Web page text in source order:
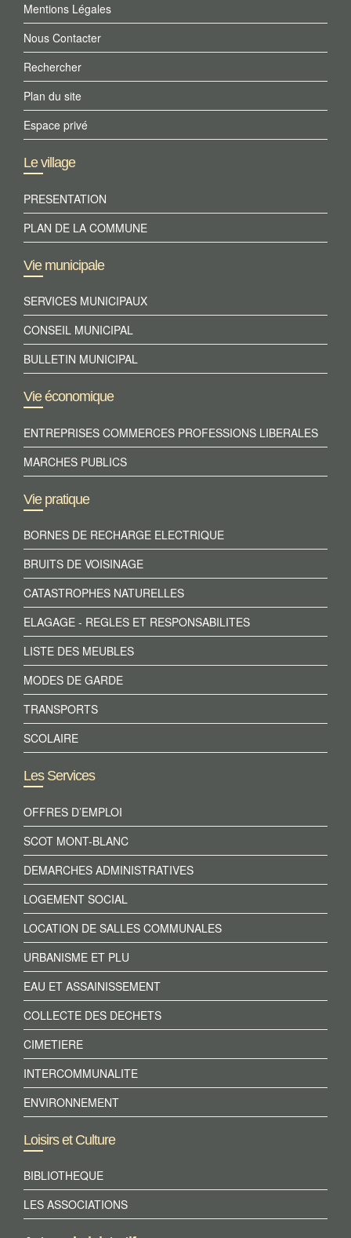
Mentions Légales
Nous Contacter
Rechercher
Plan du site
Espace privé
Le village
PRESENTATION
PLAN DE LA COMMUNE
Vie municipale
SERVICES MUNICIPAUX
CONSEIL MUNICIPAL
BULLETIN MUNICIPAL
Vie économique
ENTREPRISES COMMERCES PROFESSIONS LIBERALES
MARCHES PUBLICS
Vie pratique
BORNES DE RECHARGE ELECTRIQUE
BRUITS DE VOISINAGE
CATASTROPHES NATURELLES
ELAGAGE - REGLES ET RESPONSABILITES
LISTE DES MEUBLES
MODES DE GARDE
TRANSPORTS
SCOLAIRE
Les Services
OFFRES D’EMPLOI
SCOT MONT-BLANC
DEMARCHES ADMINISTRATIVES
LOGEMENT SOCIAL
LOCATION DE SALLES COMMUNALES
URBANISME ET PLU
EAU ET ASSAINISSEMENT
COLLECTE DES DECHETS
CIMETIERE
INTERCOMMUNALITE
ENVIRONNEMENT
Loisirs et Culture
BIBLIOTHEQUE
LES ASSOCIATIONS